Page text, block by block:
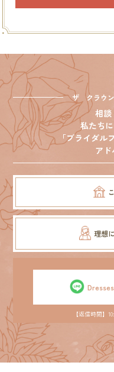
ザ クラウ
相談
私たち
「ブライダル
アド
理想
【返信時間】